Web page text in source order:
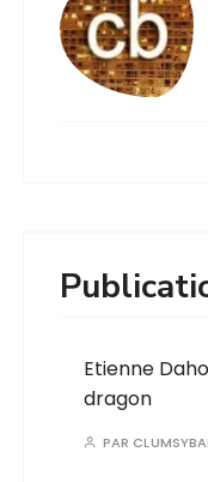
Etienne
dragon
PAR